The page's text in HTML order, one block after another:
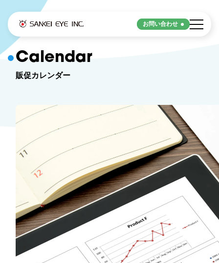
お問い合わせ
Strengths
サンケイアイの強み
サンケイアイの強み
Service
サービス
デジタル
eye reach2.0
eye MEO
Calendar
販促カレンダー